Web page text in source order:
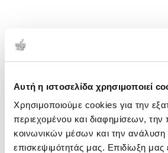
Αυτή η ιστοσελίδα χρησιμοποιεί
Χρησιμοποιούμε cookies για την
περιεχομένου και διαφημίσεων, την
κοινωνικών μέσων και την ανάλυση
επισκεψιμότητάς μας. Επιδίωξη μας